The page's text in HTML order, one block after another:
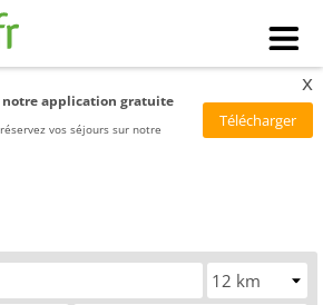
notre application gratuite
vos séjours sur notre
x